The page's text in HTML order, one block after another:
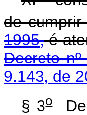
de
1995,é
Decreto
9.143, de
§ 3o